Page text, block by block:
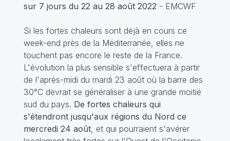
sur 7 jours du 22 au 28 août 2022 - EMCWF
Si les fortes chaleurs sont déjà en cours ce
week-end près de la Méditerranée, elles ne
touchent pas encore le reste de la France.
L'évolution la plus sensible s'effectuera à partir
de l'après-midi du mardi 23 août où la barre des
30°C devrait se généraliser à une grande moitié
sud du pays. De fortes chaleurs qui
s'étendront jusqu'aux régions du Nord ce
mercredi 24 août, et qui pourraient s'avérer